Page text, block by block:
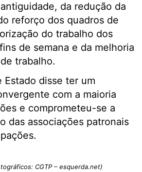
da redução da
reforço dos quadros de
do trabalho dos
de semana e da melhoria
trabalho.
Estado disse ter um
com a maioria
e comprometeu-se a
das associações patronais
CGTP – esquerda.net)